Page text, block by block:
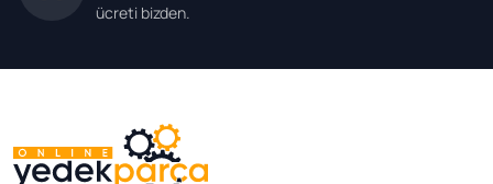
ücreti bizden.